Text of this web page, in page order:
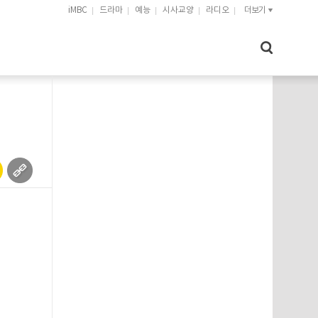
iMBC 드라마 예능 시사교양 라디오 더보기